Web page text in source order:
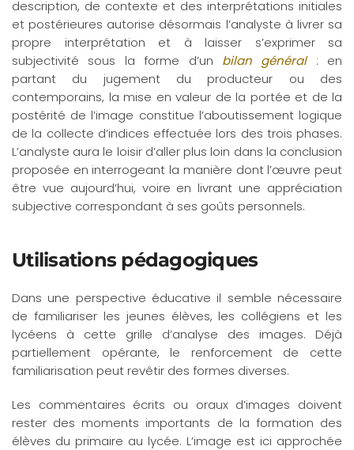
description, de contexte et des interprétations initiales
et postérieures autorise désormais l’analyste à livrer sa
propre interprétation et à laisser s’exprimer sa
subjectivité sous la forme d’un bilan général: en
partant du jugement du producteur ou des
contemporains, la mise en valeur de la portée et de la
postérité de l’image constitue l’aboutissement logique
de la collecte d’indices effectuée lors des trois phases.
L’analyste aura le loisir d’aller plus loin dans la conclusion
proposée en interrogeant la manière dont l’œuvre peut
être vue aujourd’hui, voire en livrant une appréciation
subjective correspondant à ses goûts personnels.
Utilisations pédagogiques
Dans une perspective éducative il semble nécessaire
de familiariser les jeunes élèves, les collégiens et les
lycéens à cette grille d’analyse des images. Déjà
partiellement opérante, le renforcement de cette
familiarisation peut revêtir des formes diverses.
Les commentaires écrits ou oraux d’images doivent
rester des moments importants de la formation des
élèves du primaire au lycée. L’image est ici approchée